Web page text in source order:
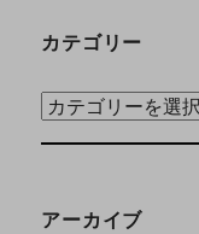
カテゴリー
アーカイブ